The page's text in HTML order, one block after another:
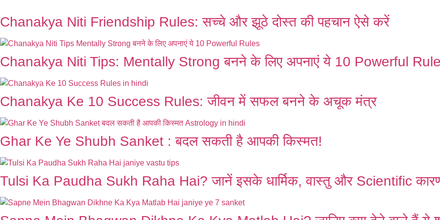
Chanakya Niti Friendship Rules: सच्चे और झूठे दोस्त की पहचान ऐसे करें
Chanakya Niti Tips: Mentally Strong बनने के लिए अपनाएं ये 10 Powerful
Chanakya Ke 10 Success Rules: जीवन में सफल बनने के अचूक मंत्र
Ghar Ke Ye Shubh Sanket : बदल सकती है आपकी किस्मत!
Tulsi Ka Paudha Sukh Raha Hai? जानें इसके धार्मिक, वास्तु और Scientific